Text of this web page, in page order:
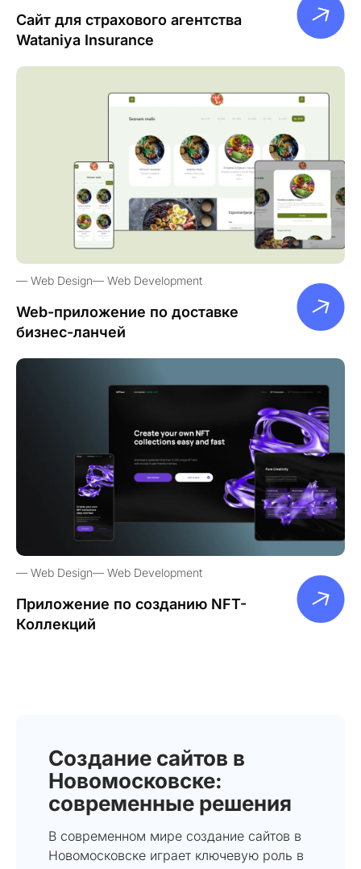
Сайт для страхового агентства
Wataniya Insurance
Web Design Web Development
Web-приложение по доставке
бизнес-ланчей
Web Design Web Development
Приложение по созданию NFT-
Коллекций
Создание сайтов в
Новомосковске:
современные решения
В современном мире создание сайтов в
Новомосковске играет ключевую роль в